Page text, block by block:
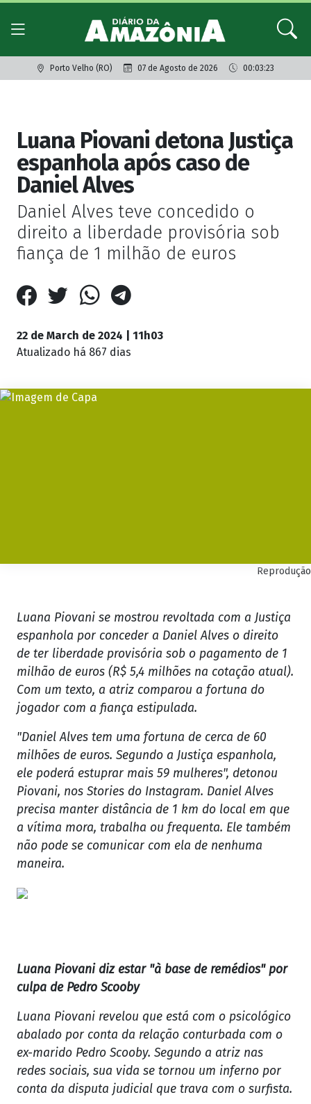
Porto Velho (RO) 07 de Agosto de 2026 00:03:23
Luana Piovani detona Justiça
espanhola após caso de
Daniel Alves
Daniel Alves teve concedido o
direito a liberdade provisória sob
fiança de 1 milhão de euros
22 de March de 2024 | 11h03
Atualizado há 867 dias
Reprodução
Luana Piovani se mostrou revoltada com a Justiça
espanhola por conceder a Daniel Alves o direito
de ter liberdade provisória sob o pagamento de 1
milhão de euros (R$ 5,4 milhões na cotação atual).
Com um texto, a atriz comparou a fortuna do
jogador com a fiança estipulada.
"Daniel Alves tem uma fortuna de cerca de 60
milhões de euros. Segundo a Justiça espanhola,
ele poderá estuprar mais 59 mulheres", detonou
Piovani, nos Stories do Instagram. Daniel Alves
precisa manter distância de 1 km do local em que
a vítima mora, trabalha ou frequenta. Ele também
não pode se comunicar com ela de nenhuma
maneira.
Luana Piovani diz estar "à base de remédios" por
culpa de Pedro Scooby
Luana Piovani revelou que está com o psicológico
abalado por conta da relação conturbada com o
ex-marido Pedro Scooby. Segundo a atriz nas
redes sociais, sua vida se tornou um inferno por
conta da disputa judicial que trava com o surfista.